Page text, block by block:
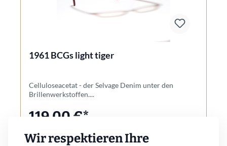
1961 BCGs light tiger
Celluloseacetat - der Selvage Denim unter den
Brillenwerkstoffen....
119,00 €*
Ähnliche Artikel
Wir respektieren Ihre